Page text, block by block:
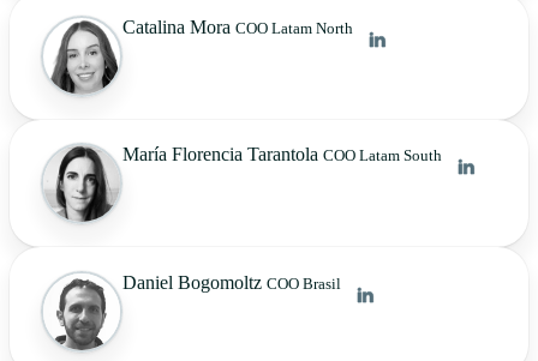
Catalina Mora COO Latam North
María Florencia Tarantola COO Latam South
Daniel Bogomoltz COO Brasil